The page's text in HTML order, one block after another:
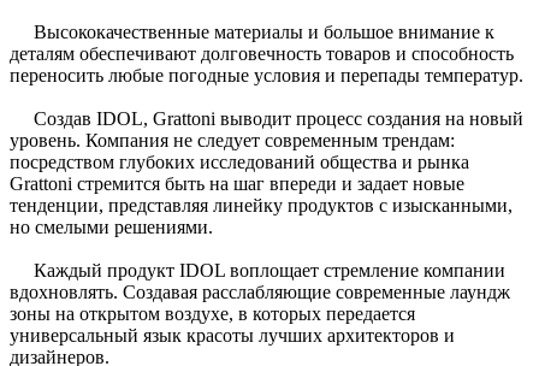
Высококачественные материалы и большое внимание к
деталям обеспечивают долговечность товаров и способность
переносить любые погодные условия и перепады температур.
Создав IDOL, Grattoni выводит процесс создания на новый
уровень. Компания не следует современным трендам:
посредством глубоких исследований общества и рынка
Grattoni стремится быть на шаг впереди и задает новые
тенденции, представляя линейку продуктов с изысканными,
но смелыми решениями.
Каждый продукт IDOL воплощает стремление компании
вдохновлять. Создавая расслабляющие современные лаундж
зоны на открытом воздухе, в которых передается
универсальный язык красоты лучших архитекторов и
дизайнеров.